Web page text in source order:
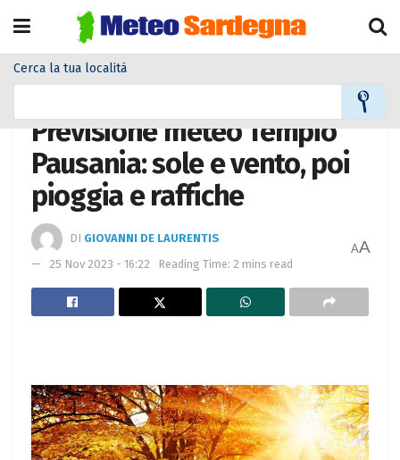
Cerca la tua località
Previsione meteo Tempio
Pausania: sole e vento, poi
pioggia e raffiche
DI GIOVANNI DE LAURENTIS
25 Nov 2023 - 16:22
Reading Time: 2 mins read
AA